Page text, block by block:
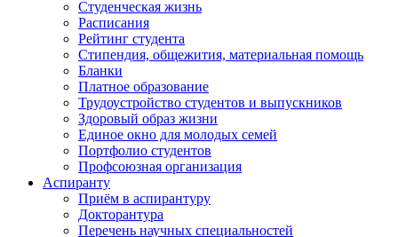
Студенческая жизнь
Расписания
Рейтинг студента
Стипендия, общежития, материальная помощь
Бланки
Платное образование
Трудоустройство студентов и выпускников
Здоровый образ жизни
Единое окно для молодых семей
Портфолио студентов
Профсоюзная организация
Аспиранту
Приём в аспирантуру
Докторантура
Перечень научных специальностей